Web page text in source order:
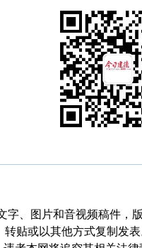
、图片和音视频稿件，
贴或以其他方式复制发